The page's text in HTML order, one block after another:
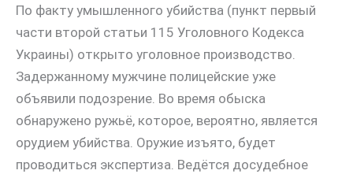
По факту умышленного убийства (пункт первый
части второй статьи 115 Уголовного Кодекса
Украины) открыто уголовное производство.
Задержанному мужчине полицейские уже
объявили подозрение. Во время обыска
обнаружено ружьё, которое, вероятно, является
орудием убийства. Оружие изъято, будет
проводиться экспертиза. Ведётся досудебное